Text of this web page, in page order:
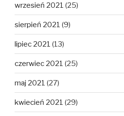
wrzesień 2021 (25)
sierpień 2021 (9)
lipiec 2021 (13)
czerwiec 2021 (25)
maj 2021 (27)
kwiecień 2021 (29)